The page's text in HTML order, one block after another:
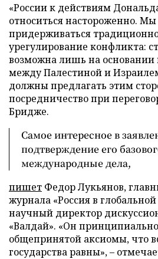
«России к действиям
относиться настороженно.
придерживаться
урегулирование конфликта:
возможна лишь на основании
между Палестиной и
должны предлагать этим
посредничество при
Бридже.
Самое интересное в
подтверждение его
международные дела,
пишет Федор Лукьянов,
журнала «Россия в
научный директор
«Валдай». «Он
общепринятой аксиомы, что
государства равны», –